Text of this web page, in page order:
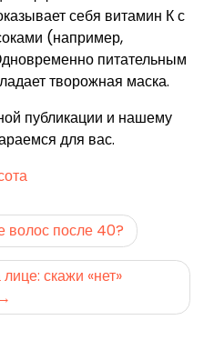
себя витамин К с
(например,
питательным
творожная маска.
публикации и нашему
для вас.
волос после 40?
скажи «нет»